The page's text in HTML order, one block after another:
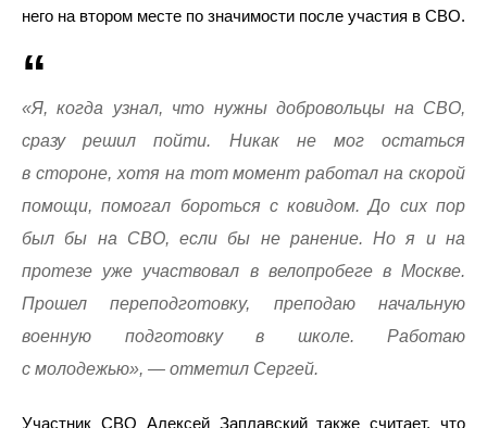
него на втором месте по значимости после участия в СВО.
«Я, когда узнал, что нужны добровольцы на СВО,
сразу решил пойти. Никак не мог остаться
в стороне, хотя на тот момент работал на скорой
помощи, помогал бороться с ковидом. До сих пор
был бы на СВО, если бы не ранение. Но я и на
протезе уже участвовал в велопробеге в Москве.
Прошел переподготовку, преподаю начальную
военную подготовку в школе. Работаю
с молодежью», — отметил Сергей.
Участник СВО Алексей Заплавский также считает, что